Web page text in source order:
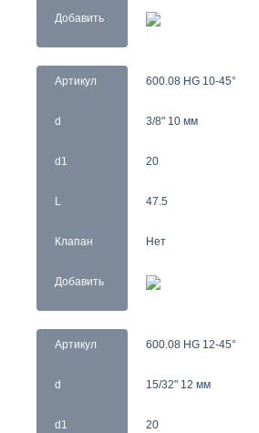
Добавить
Артикул
d
d1
L
Клапан
Добавить
600.08 HG 10-45°
3/8" 10 мм
20
47.5
Нет
Артикул
d
d1
600.08 HG 12-45°
15/32" 12 мм
20